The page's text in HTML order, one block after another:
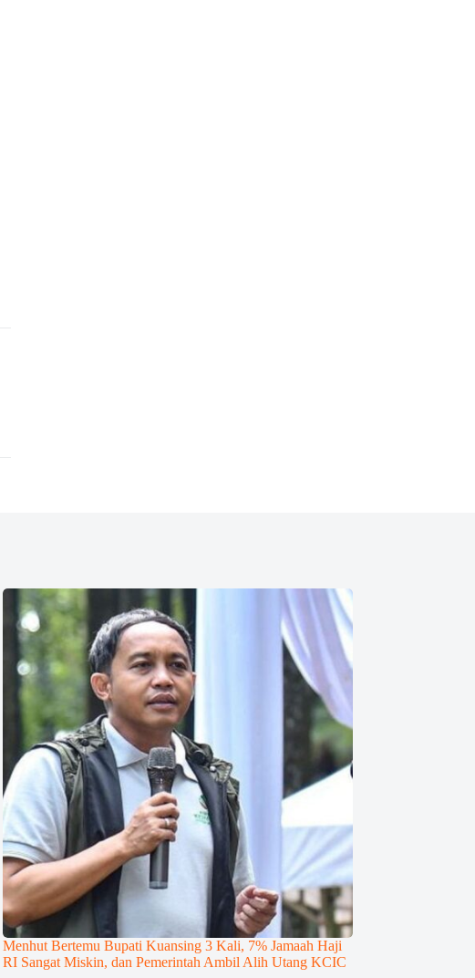
Menhut Bertemu Bupati Kuansing 3 Kali, 7% Jamaah Haji
RI Sangat Miskin, dan Pemerintah Ambil Alih Utang KCIC